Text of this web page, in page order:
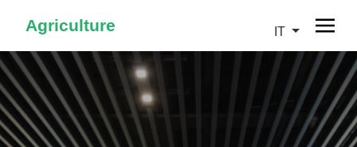
Agriculture IT